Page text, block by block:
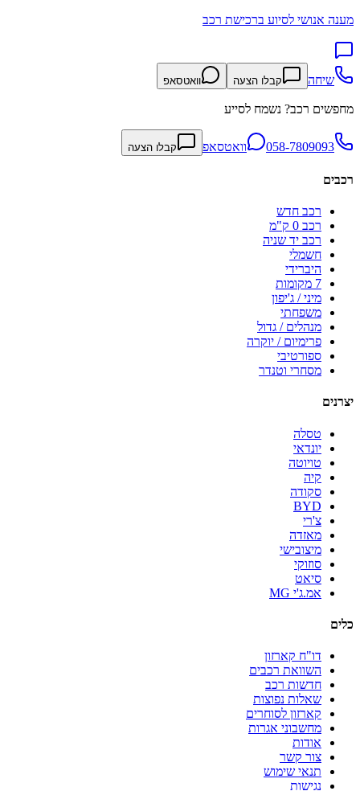
מענה אנושי לסיוע ברכישת רכב
שיחה קבלו הצעה וואטסאפ
מחפשים רכב? נשמח לסייע
058-7809093 וואטסאפ קבלו הצעה
רכבים
רכב חדש
רכב 0 ק"מ
רכב יד שניה
חשמלי
היברידי
7 מקומות
מיני / ג'יפון
משפחתי
מנהלים / גדול
פרימיום / יוקרה
ספורטיבי
מסחרי וטנדר
יצרנים
טסלה
יונדאי
טויוטה
קיה
סקודה
BYD
צ'רי
מאזדה
מיצובישי
סוזוקי
סיאט
אמ.ג'י MG
כלים
דו"ח קארזון
השוואת רכבים
חדשות רכב
שאלות נפוצות
קארזון לסוחרים
מחשבוני אגרות
אודות
צור קשר
תנאי שימוש
נגישות